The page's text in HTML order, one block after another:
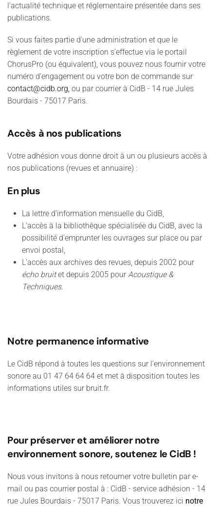
l’actualité technique et réglementaire présentée dans ses
publications.
Si vous faites partie d’une administration et que le
règlement de votre inscription s’effectue via le portail
ChorusPro (ou équivalent), vous pouvez nous fournir votre
numéro d'engagement ou votre bon de commande sur
contact@cidb.org, ou par courrier à CidB - 14 rue Jules
Bourdais - 75017 Paris.
Accès à nos publications
Votre adhésion vous donne droit à un ou plusieurs accès à
nos publications (revues et annuaire) :
En plus
La lettre d’information mensuelle du CidB,
L’accès à la bibliothèque spécialisée du CidB, avec la
possibilité d’emprunter les ouvrages sur place ou par
envoi postal,
L’accès aux archives des revues, depuis 2002 pour
écho bruitet depuis 2005 pour Acoustique &
Techniques.
Notre permanence informative
Le CidB répond à toutes les questions sur l'environnement
sonore au 01 47 64 64 64 et met à disposition toutes les
informations utiles sur bruit.fr.
Pour préserver et améliorer notre
environnement sonore, soutenez le CidB !
Nous vous invitons à nous retourner votre bulletin par e-
mail ou pas courrier postal à : CidB - service adhésion - 14
rue Jules Bourdais - 75017 Paris. Vous trouverez ici notre